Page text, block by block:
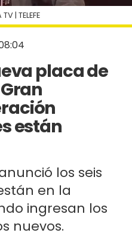
placa de
están
los seis
en la
ingresan los
nuevos.
| TELEFE